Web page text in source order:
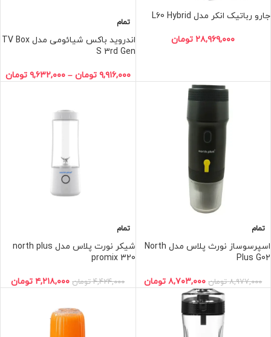
جارو رباتیک انکر مدل L60 Hybrid
۲۸,۹۶۹,۰۰۰ تومان
تمام
اندروید باکس شیائومی مدل TV Box
S 3rd Gen
۹,۹۱۶,۰۰۰ تومان – ۹,۶۳۲,۰۰۰ تومان
تمام
اسپرسوساز نورث پلاس مدل North
Plus G02
۸,۹۷۷,۰۰۰ تومان ۸,۷۰۳,۰۰۰ تومان
تمام
شیکر نورت پلاس مدل north plus
promix 320
۴,۴۲۴,۰۰۰ تومان ۴,۲۱۸,۰۰۰ تومان